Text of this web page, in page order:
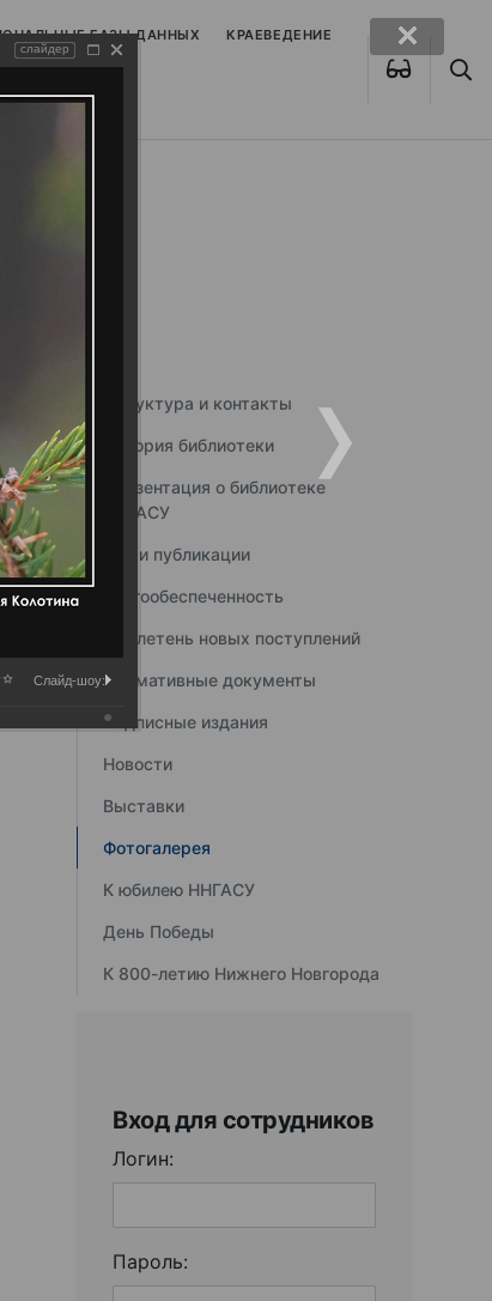
БАЗЫ ДАННЫХ КРАЕВЕДЕНИЕ
Структура и контакты
История библиотеки
Презентация о библиотеке
ННГАСУ
Наши публикации
Книгообеспеченность
Бюллетень новых поступлений
Нормативные документы
Подписные издания
Новости
Выставки
Фотогалерея
К юбилею ННГАСУ
День Победы
К 800-летию Нижнего Новгорода
Вход для сотрудников
Логин:
Пароль:
слайдер
Слайд-шоу: